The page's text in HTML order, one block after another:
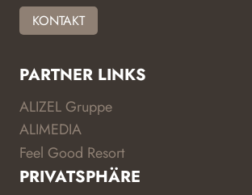
KONTAKT
PARTNER LINKS
ALIZEL Gruppe
ALIMEDIA
Feel Good Resort
PRIVATSPHÄRE